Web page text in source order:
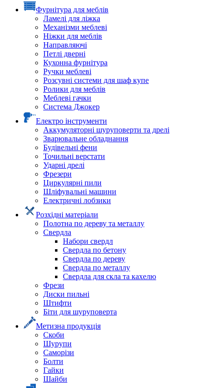
Фурнітура для меблів
Ламелі для ліжка
Механізми меблеві
Ніжки для меблів
Направляючі
Петлі дверні
Кухонна фурнітура
Ручки меблеві
Розсувні системи для шаф купе
Ролики для меблів
Меблеві гачки
Система Джокер
Електро інструменти
Аккумуляторні шуруповерти та дрелі
Зварювальне обладнання
Будівельні фени
Точильні верстати
Ударні дрелі
Фрезери
Циркулярні пили
Шліфувальні машини
Електричні лобзики
Розхідні матеріали
Полотна по дереву та металлу
Свердла
Набори свердл
Свердла по бетону
Свердла по дереву
Свердла по металлу
Свердла для скла та кахелю
Фрези
Диски пильні
Штифти
Біти для шуруповерта
Метизна продукція
Скоби
Шурупи
Саморізи
Болти
Гайки
Шайби